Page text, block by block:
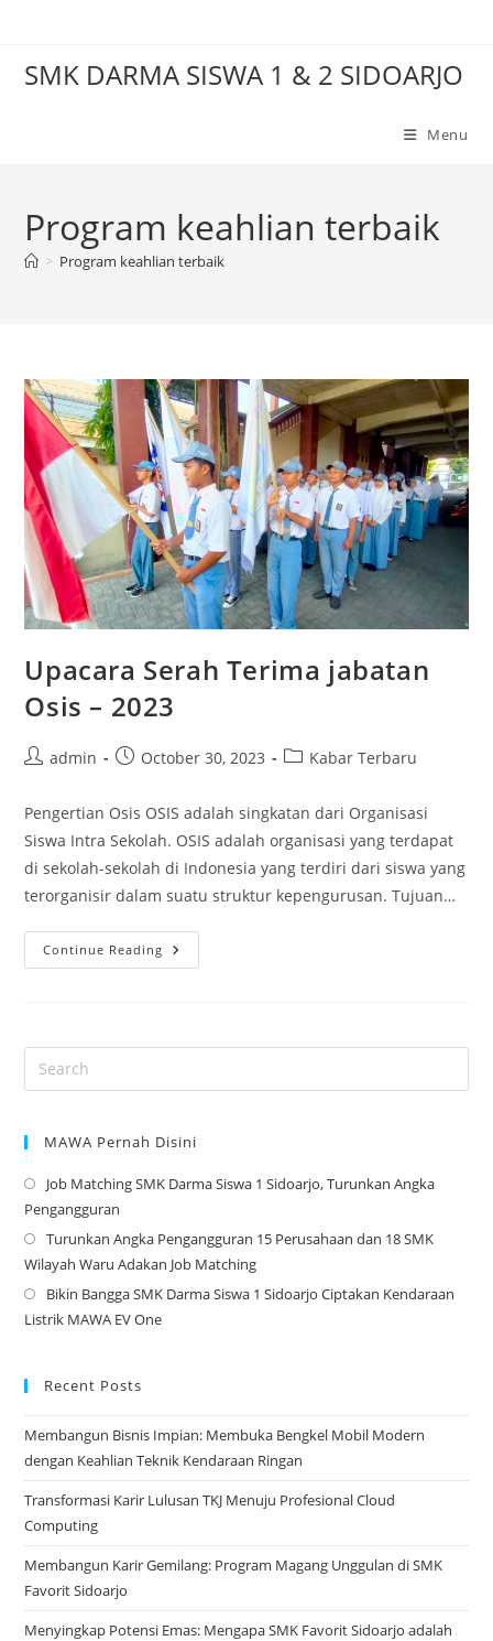
contentSMK DARMA SISWA 1 & 2 SIDOARJO
Menu
Program keahlian terbaik
> Program keahlian terbaik
Upacara Serah Terima jabatan
Osis – 2023
Postadmin
PostOctober 30, 2023
PostKabar Terbaru
Pengertian Osis OSIS adalah singkatan dari Organisasi
Siswa Intra Sekolah. OSIS adalah organisasi yang terdapat
di sekolah-sekolah di Indonesia yang terdiri dari siswa yang
terorganisir dalam suatu struktur kepengurusan. Tujuan…
Continue Reading Upacara
Serah
MAWA Pernah Disini
Job Matching SMK Darma Siswa 1 Sidoarjo, Turunkan Angka
Pengangguran
Turunkan Angka Pengangguran 15 Perusahaan dan 18 SMK
Wilayah Waru Adakan Job Matching
Bikin Bangga SMK Darma Siswa 1 Sidoarjo Ciptakan Kendaraan
Listrik MAWA EV One
Recent Posts
Membangun Bisnis Impian: Membuka Bengkel Mobil Modern
dengan Keahlian Teknik Kendaraan Ringan
Transformasi Karir Lulusan TKJ Menuju Profesional Cloud
Computing
Membangun Karir Gemilang: Program Magang Unggulan di SMK
Favorit Sidoarjo
Menyingkap Potensi Emas: Mengapa SMK Favorit Sidoarjo adalah